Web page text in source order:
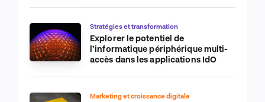
Stratégies et transformation
Explorer le potentiel de
l’informatique périphérique multi-
accès dans les applications IdO
Marketing et croissance digitale